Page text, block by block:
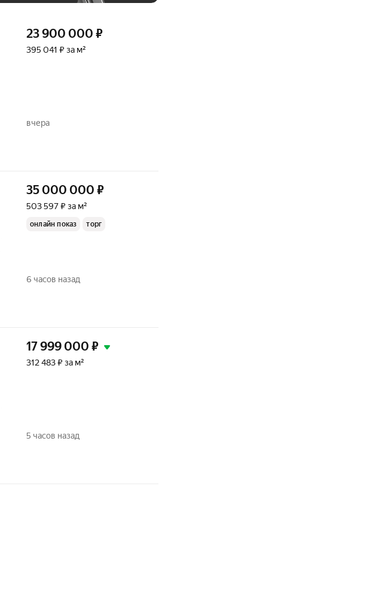
23 900 000 ₽
395 041 ₽ за м²
вчера
35 000 000 ₽
503 597 ₽ за м²
онлайн показ торг
6 часов назад
17 999 000 ₽
312 483 ₽ за м²
5 часов назад